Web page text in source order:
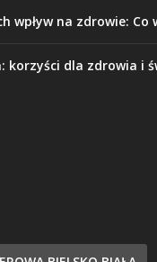
wpływ na zdrowie:
korzyści dla zdrowia i